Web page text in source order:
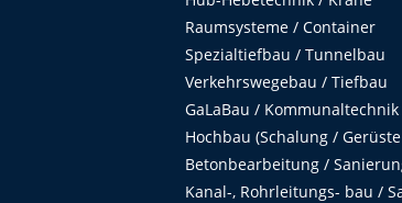
Raumsysteme / Container
Spezialtiefbau / Tunnelbau
Verkehrswegebau / Tiefbau
GaLaBau / Kommunaltechnik
Hochbau (Schalung /
Betonbearbeitung /
Kanal-, Rohrleitungs- bau /